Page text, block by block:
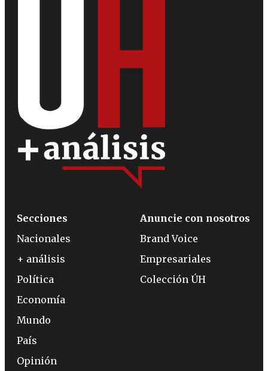
Secciones
Nacionales
+ análisis
Política
Economía
Mundo
País
Opinión
Anuncie con nosotros
Brand Voice
Empresariales
Colección ÚH